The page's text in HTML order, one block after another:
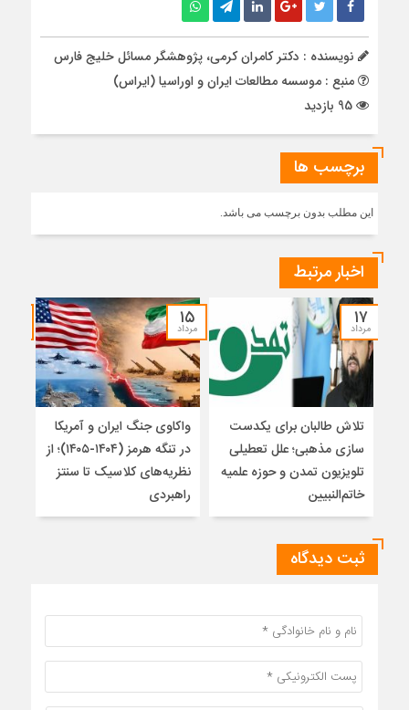
نویسنده : دکتر کامران کرمی، پژوهشگر مسائل خلیج فارس
منبع : موسسه مطالعات ایران و اوراسیا (ایراس)
برچسب ها
این مطلب بدون برچسب می باشد.
اخبار مرتبط
۱۷
مرداد
تلاش طالبان برای یکدست
سازی مذهبی؛ علل تعطیلی
تلویزیون تمدن و حوزه علمیه
خاتم‌النبیین
۱۵
مرداد
واکاوی جنگ ایران و آمریکا
در تنگه هرمز (۱۴۰۴-۱۴۰۵)؛ از
نظریه‌های کلاسیک تا سنتز
راهبردی
ثبت دیدگاه